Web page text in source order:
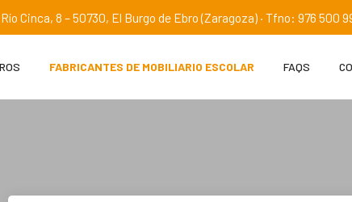
Cinca, 8 – 50730, El Burgo de Ebro (Zaragoza) · Tfno: 976 500
FABRICANTES DE MOBILIARIO ESCOLAR FAQS